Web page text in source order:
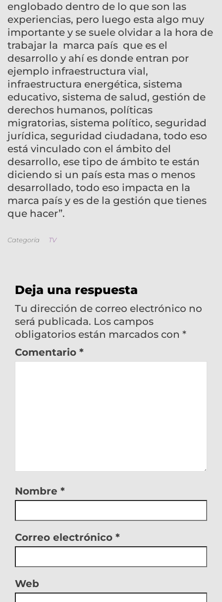
englobado dentro de lo que son las
experiencias, pero luego esta algo muy
importante y se suele olvidar a la hora de
trabajar la marca país que es el
desarrollo y ahí es donde entran por
ejemplo infraestructura vial,
infraestructura energética, sistema
educativo, sistema de salud, gestión de
derechos humanos, políticas
migratorias, sistema político, seguridad
jurídica, seguridad ciudadana, todo eso
está vinculado con el ámbito del
desarrollo, ese tipo de ámbito te están
diciendo si un país esta mas o menos
desarrollado, todo eso impacta en la
marca país y es de la gestión que tienes
que hacer”.
Categoría TV
Deja una respuesta
Tu dirección de correo electrónico no
será publicada. Los campos
obligatorios están marcados con *
Comentario *
Nombre *
Correo electrónico *
Web